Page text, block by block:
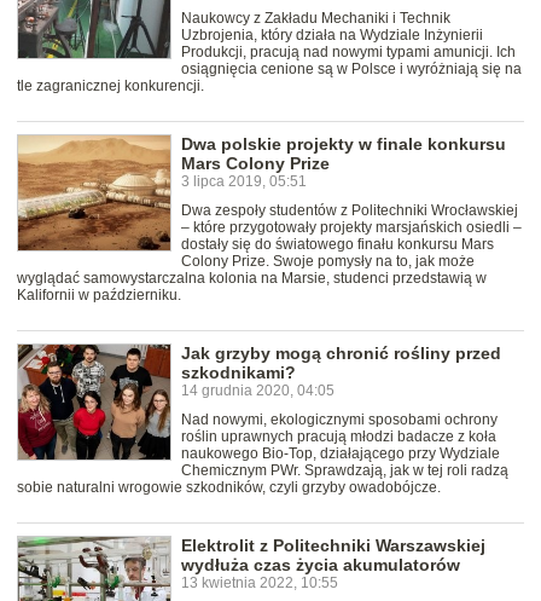
Naukowcy z Zakładu Mechaniki i Technik
Uzbrojenia, który działa na Wydziale Inżynierii
Produkcji, pracują nad nowymi typami amunicji. Ich
osiągnięcia cenione są w Polsce i wyróżniają się na
tle zagranicznej konkurencji.
Dwa polskie projekty w finale konkursu
Mars Colony Prize
3 lipca 2019, 05:51
Dwa zespoły studentów z Politechniki Wrocławskiej
– które przygotowały projekty marsjańskich osiedli –
dostały się do światowego finału konkursu Mars
Colony Prize. Swoje pomysły na to, jak może
wyglądać samowystarczalna kolonia na Marsie, studenci przedstawią w
Kalifornii w październiku.
Jak grzyby mogą chronić rośliny przed
szkodnikami?
14 grudnia 2020, 04:05
Nad nowymi, ekologicznymi sposobami ochrony
roślin uprawnych pracują młodzi badacze z koła
naukowego Bio-Top, działającego przy Wydziale
Chemicznym PWr. Sprawdzają, jak w tej roli radzą
sobie naturalni wrogowie szkodników, czyli grzyby owadobójcze.
Elektrolit z Politechniki Warszawskiej
wydłuża czas życia akumulatorów
13 kwietnia 2022, 10:55